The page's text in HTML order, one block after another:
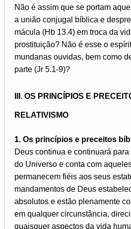
Não é assim que se portam
a união conjugal bíblica e
mácula (Hb 13.4) em troca da
prostituição? Não é esse o
mundanas ouvidas, bem como
parte (Jr 5.1-9)?
III. OS PRINCÍPIOS E
RELATIVISMO
1. Os princípios e preceitos
Deus continua e continuará
do Universo e conta com
permanecem fiéis aos seus
mandamentos de Deus
absolutos e estão plenamente
em qualquer circunstância,
quaisquer aspectos da vida